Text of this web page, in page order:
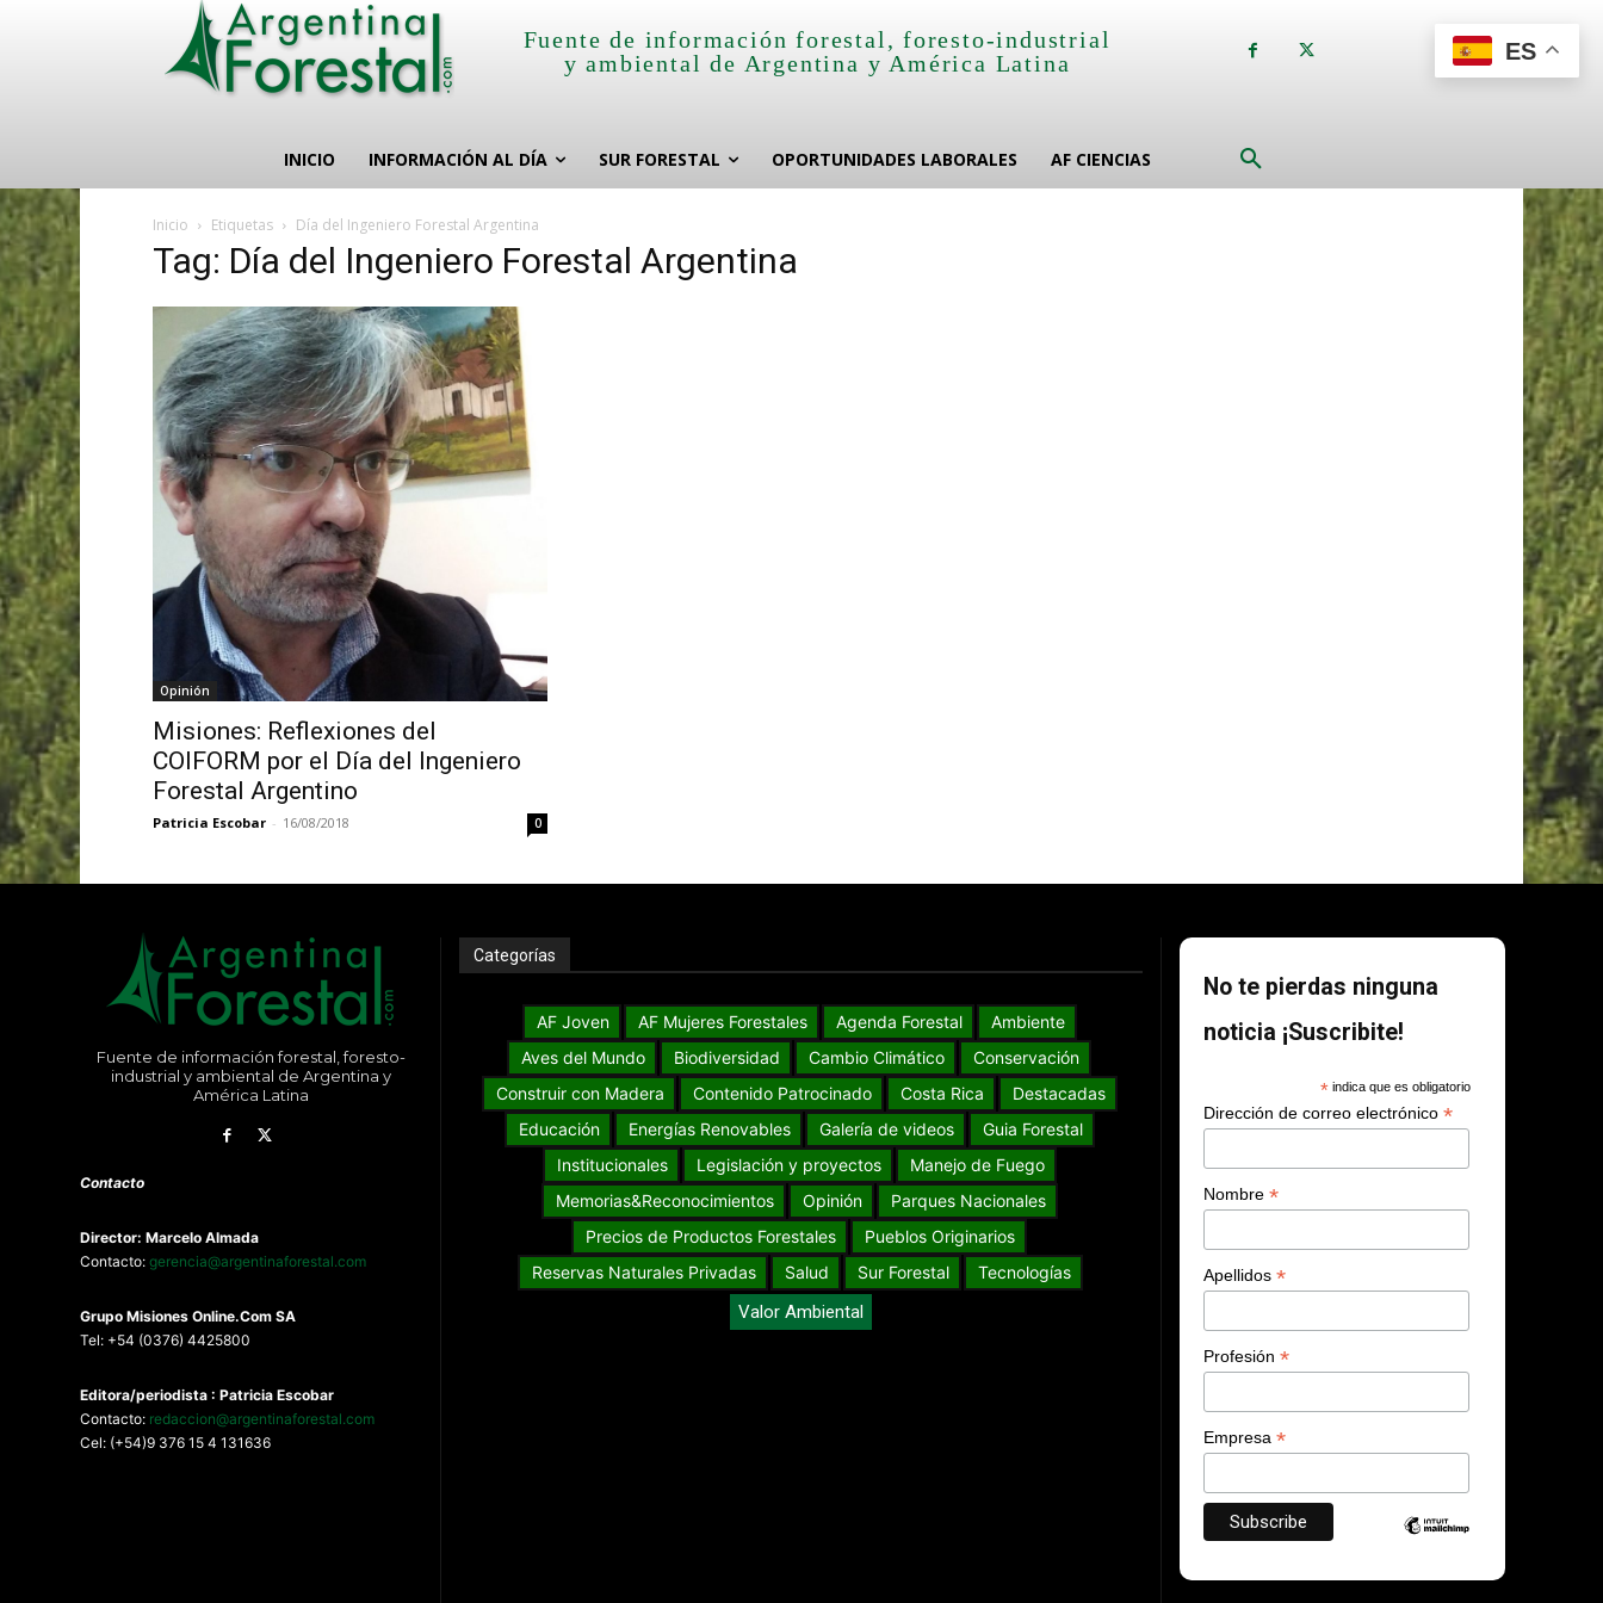
Fuente de información forestal, foresto-industrial
y ambiental de Argentina y América Latina
INICIO INFORMACIÓN AL DÍA SUR FORESTAL OPORTUNIDADES LABORALES AF CIENCIAS
Inicio Etiquetas Día del Ingeniero Forestal Argentina
Tag: Día del Ingeniero Forestal Argentina
Opinión
Misiones: Reflexiones del
COIFORM por el Día del Ingeniero
Forestal Argentino
Patricia Escobar - 16/08/2018 0
Fuente de información forestal, foresto-
industrial y ambiental de Argentina y
América Latina
Contacto
Director: Marcelo Almada
Contacto: gerencia@argentinaforestal.com
Grupo MisionesOnline.Com SA
Tel: +54 (0376) 4425800
Editora/periodista : Patricia Escobar
Contacto: redaccion@argentinaforestal.com
Cel: (+54)9 376 15 4 131636
Categorías
AF Joven AF Mujeres Forestales Agenda Forestal
Ambiente
Aves del Mundo
Biodiversidad Cambio Climático
Conservación
Construir con Madera
Contenido Patrocinado Costa Rica
Destacadas
Educación
Energías Renovables Galería de videos
Guia Forestal
Institucionales
Legislación y proyectos
Manejo de Fuego
Memorias&Reconocimientos
Opinión
Parques Nacionales
Precios de Productos Forestales
Pueblos Originarios
Reservas Naturales Privadas
Salud Sur Forestal Tecnologías
Valor Ambiental
No te pierdas ninguna
noticia ¡Suscribite!
*indica que es obligatorio
Dirección de correo electrónico*
Nombre*
Apellidos*
Profesión*
Empresa*
ES